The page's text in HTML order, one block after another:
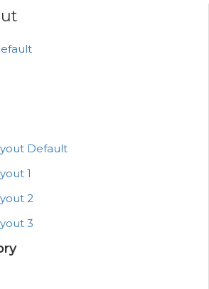
Default
1
2
3